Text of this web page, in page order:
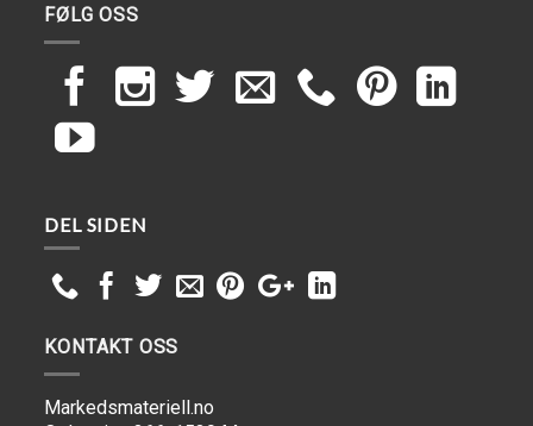
FØLG OSS
DEL SIDEN
KONTAKT OSS
Markedsmateriell.no